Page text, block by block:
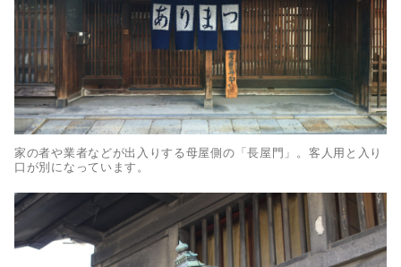
家の者や業者などが出入りする母屋側の「長屋門」。客人用と入り
口が別になっています。